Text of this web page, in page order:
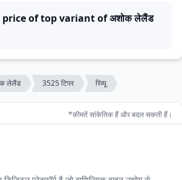
of top variant of अशोक लेलैंड
लेलैंड 3525 टिपर रिव्यू
*कीमतें सांकेतिक हैं और बदल सकती हैं।